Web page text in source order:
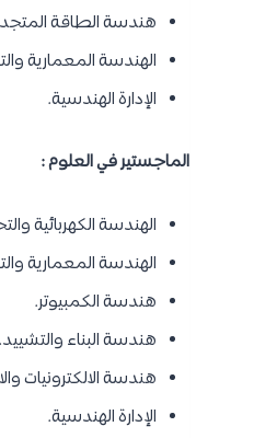
هندسة الطاقة
الهندسة المعمارية
الإدارة الهندسية.
الماجستير في العلوم :
الهندسة الكهربائية
الهندسة المعمارية
هندسة الكمبيوتر.
هندسة البناء
هندسة الالكترونيات
الإدارة الهندسية.